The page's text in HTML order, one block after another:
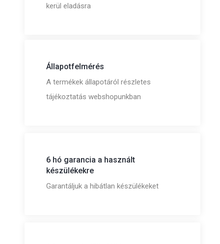
kerül eladásra
Állapotfelmérés
A termékek állapotáról részletes
tájékoztatás webshopunkban
6 hó garancia a használt
készülékekre
Garantáljuk a hibátlan készülékeket